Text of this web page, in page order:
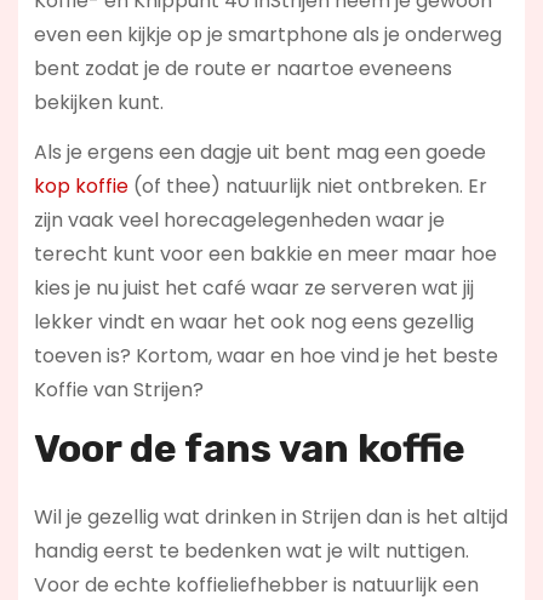
even een kijkje op je smartphone als je onderweg
bent zodat je de route er naartoe eveneens
bekijken kunt.
Als je ergens een dagje uit bent mag een goede
kop koffie(of thee) natuurlijk niet ontbreken. Er
zijn vaak veel horecagelegenheden waar je
terecht kunt voor een bakkie en meer maar hoe
kies je nu juist het café waar ze serveren wat jij
lekker vindt en waar het ook nog eens gezellig
toeven is? Kortom, waar en hoe vind je het beste
Koffie van Strijen?
Voor de fans van koffie
Wil je gezellig wat drinken in Strijen dan is het altijd
handig eerst te bedenken wat je wilt nuttigen.
Voor de echte koffieliefhebber is natuurlijk een